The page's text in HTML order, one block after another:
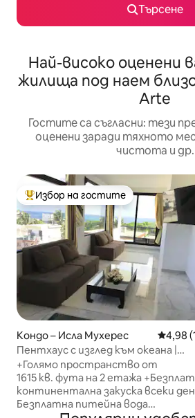
Търсене
Най-високо оценени
жилища под наем
Arte
Гостите са съгласни: тези
оценени заради тяхното
чистота и др.
Най-популярен избор на гостите
Избор на гостите
Кондо – Исла Мухерес
4,98
Пентхаус с изглед към океана |
Съдействие с количка за голф +
закуска
+Голямо пространство от
1615 кв. фута на 2 етажа
континентална закуска всеки
Безплатна питейна вода